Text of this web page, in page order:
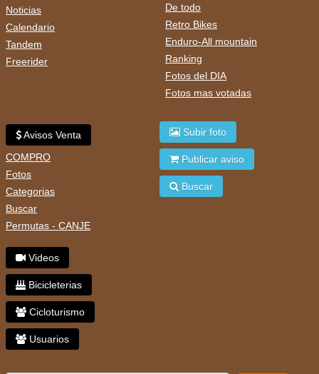
Noticias
Calendario
Tandem
Freerider
De todo
Retro Bikes
Enduro-All mountain
Ranking
Fotos del DIA
Fotos mas votadas
Avisos Venta
COMPRO
Fotos
Categorias
Buscar
Permutas - CANJE
Videos
Bicicleterias
Cicloturismo
Usuarios
Subir foto
Publicar aviso
Buscar